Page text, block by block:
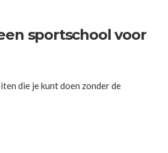
sportschool voor
die je kunt doen zonder de